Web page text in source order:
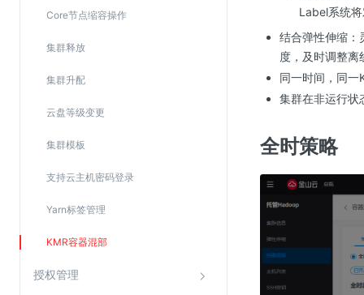
Core节点缩容操作
集群释放
集群升配
云盘等级变更
集群模板
支持云主机密码登录
Yarn标签管理
KMR容器混部
授权管理
资质认证
欧盟数据保护条例（GDPR）
Label系统
结合弹性伸缩：
度，及时调整
同一时间，同一
集群在非运行状
全时策略